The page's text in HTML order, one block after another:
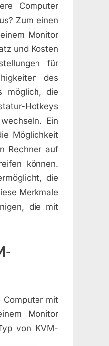
Computer
Zum einen
Monitor
und Kosten
für
des
möglich, die
Hotkeys
Ein
Möglichkeit
Rechner auf
können.
die
Merkmale
die mit
mit
Monitor
von KVM-